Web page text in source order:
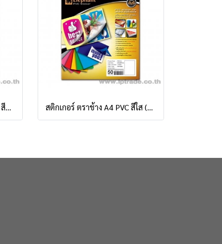
สติกเกอร์กระดาษ ตราช้าง A4 สีขาวด้าน (แพ็ค 50 แผ่น) สติกเกอร์ ตราช้าง A4 PVC สีใส (แพ็ค 50 แผ่น)